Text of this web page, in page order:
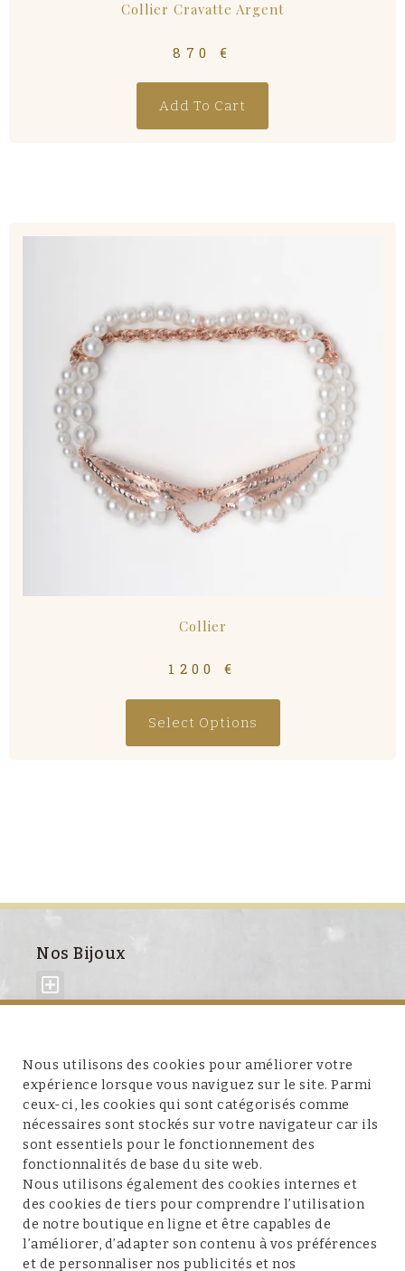
Collier Cravatte Argent
870€
Add To Cart
Collier
1200€
Select Options
Nos Bijoux
À propos de nous
Service client
Nous utilisons des cookies pour améliorer votre
expérience lorsque vous naviguez sur le site. Parmi
ceux-ci, les cookies qui sont catégorisés comme
nécessaires sont stockés sur votre navigateur car ils
sont essentiels pour le fonctionnement des
fonctionnalités de base du site web.
Nous utilisons également des cookies internes et
des cookies de tiers pour comprendre l’utilisation
de notre boutique en ligne et être capables de
l’améliorer, d’adapter son contenu à vos préférences
et de personnaliser nos publicités et nos